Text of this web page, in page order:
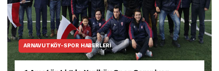
ARNAVUTKÖY-SPOR HABERLERI